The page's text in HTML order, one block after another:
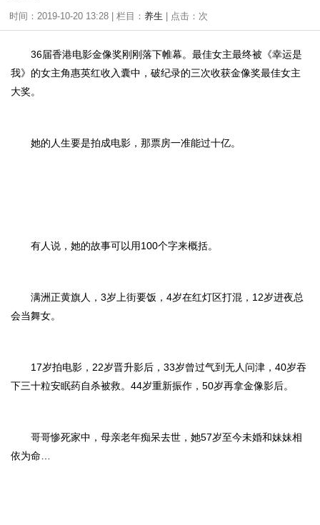
时间：2019-10-20 13:28 | 栏目： 养生 | 点击： 次
36届香港电影金像奖刚刚落下帷幕。最佳女主最终被《幸运是
我》的女主角惠英红收入囊中，破纪录的三次收获金像奖最佳女主
大奖。
她的人生要是拍成电影，那票房一准能过十亿。
有人说，她的故事可以用100个字来概括。
满洲正黄旗人，3岁上街要饭，4岁在红灯区打混，12岁进夜总
会当舞女。
17岁拍电影，22岁晋升影后，33岁曾过气到无人问津，40岁吞
下三十粒安眠药自杀被救。44岁重新振作，50岁再拿金像影后。
哥哥惨死家中，母亲老年痴呆去世，她57岁至今未婚和妹妹相
依为命…